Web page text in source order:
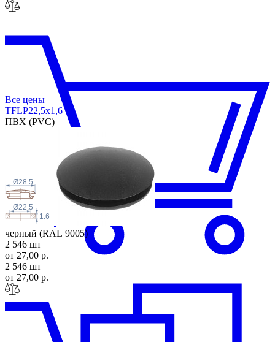
Все цены
TFLP22,5x1 ,6
ПВХ (PVC)
Ø28.5
Ø22.5
1.6
черный (RAL 9005)
2 546 шт
от 27,00 р.
2 546 шт
от 27,00 р.